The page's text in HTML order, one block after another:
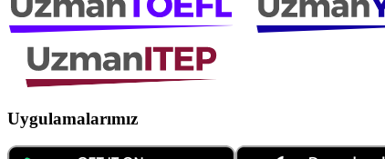
Uygulamalarımız